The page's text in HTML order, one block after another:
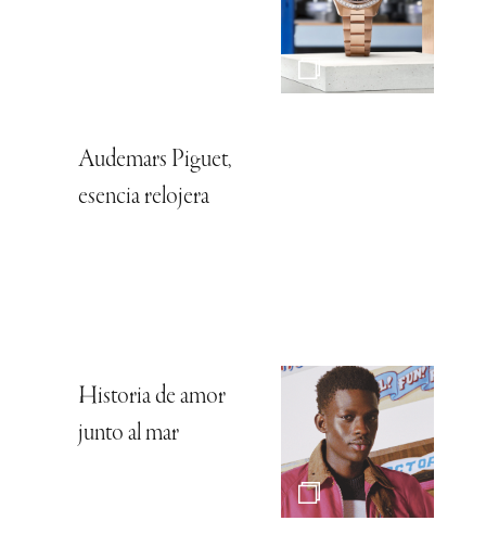
Audemars Piguet,
esencia relojera
Historia de amor
junto al mar